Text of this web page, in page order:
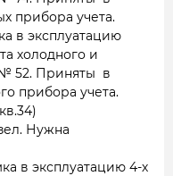
прибора учета.
в эксплуатацию
холодного и
№ 52. Приняты в
прибора учета.
Нужна
в эксплуатацию 4-х